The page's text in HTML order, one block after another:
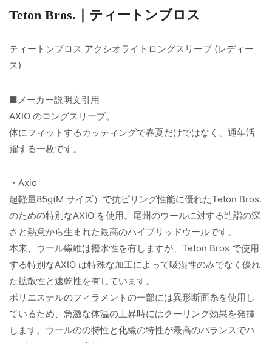
Teton Bros.｜ティートンブロス
ティートンブロス アクシオライトロングスリーブ (レディー
ス)
■メーカー説明文引用
AXIO のロングスリーブ。
体にフィットするカッティングで春夏だけではなく、通年活
躍する一枚です。
・Axio
超軽量85g(M サイズ）で抗ピリング性能に優れたTeton Bros.
のための特別なAXIO を使用。尾州のウールに対する造詣の深
さと熱意から生まれた最高のハイブリッドウールです。
本来、ウール繊維は撥水性を有しますが、Teton Bros で使用
する特別なAXIO は特殊な加工によって吸湿性のみでなく優れ
た拡散性と速乾性を有しています。
ポリエステルのフィラメントの一部には異形断面糸を使用し
ているため、急激な体温の上昇時にはクーリング効果を発揮
します。ウールのの特性と化繊の特性が最高のバランスでハ